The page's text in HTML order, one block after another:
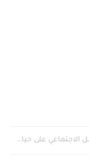
تأثير وسائل التواصل الاجتماعي على حياتنا اليومية: بين الفوائد والتحديات